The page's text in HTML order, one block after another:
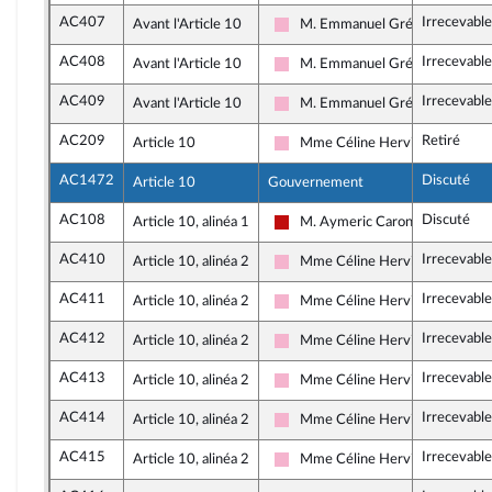
AC407 Avant l'Article 10
Socialistes et apparentés
M. Emmanuel GrégoireIrrecevable
AC408 Avant l'Article 10
Socialistes et apparentés
M. Emmanuel GrégoireIrrecevable
AC409 Avant l'Article 10
Socialistes et apparentés
M. Emmanuel GrégoireIrrecevable
AC209 Article 10
Socialistes et apparentés
Mme Céline HervieuRetiré
AC1472 Article 10 Gouvernement Discuté
AC108 Article 10, alinéa 1
La France insoumise - Nouveau
M. Aymeric Caron Discuté
AC410 Article 10, alinéa 2
Socialistes et apparentés
Mme Céline HervieuIrrecevable
AC411 Article 10, alinéa 2
Socialistes et apparentés
Mme Céline HervieuIrrecevable
AC412 Article 10, alinéa 2
Socialistes et apparentés
Mme Céline HervieuIrrecevable
AC413 Article 10, alinéa 2
Socialistes et apparentés
Mme Céline HervieuIrrecevable
AC414 Article 10, alinéa 2
Socialistes et apparentés
Mme Céline HervieuIrrecevable
AC415 Article 10, alinéa 2
Socialistes et apparentés
Mme Céline HervieuIrrecevable